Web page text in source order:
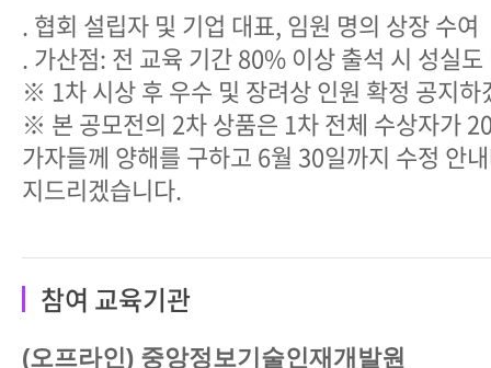
. 협회 설립자 및 기업 대표, 임원 명의 상장 수여
. 가산점: 전 교육 기간 80% 이상 출석 시 성실도
※ 1차 시상 후 우수 및 장려상 인원 확정 공지하
※ 본 공모전의 2차 상품은 1차 전체 수상자가
가자들께 양해를 구하고 6월 30일까지 수정 안
지드리겠습니다.
참여 교육기관
(오프라인) 중앙정보기술인재개발원